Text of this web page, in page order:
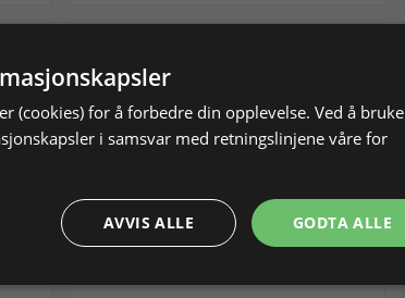
(cookies) for å forbedre din opplevelse. Ved å bruke
i samsvar med retningslinjene våre for
GODTA ALLE
AVVIS ALLE